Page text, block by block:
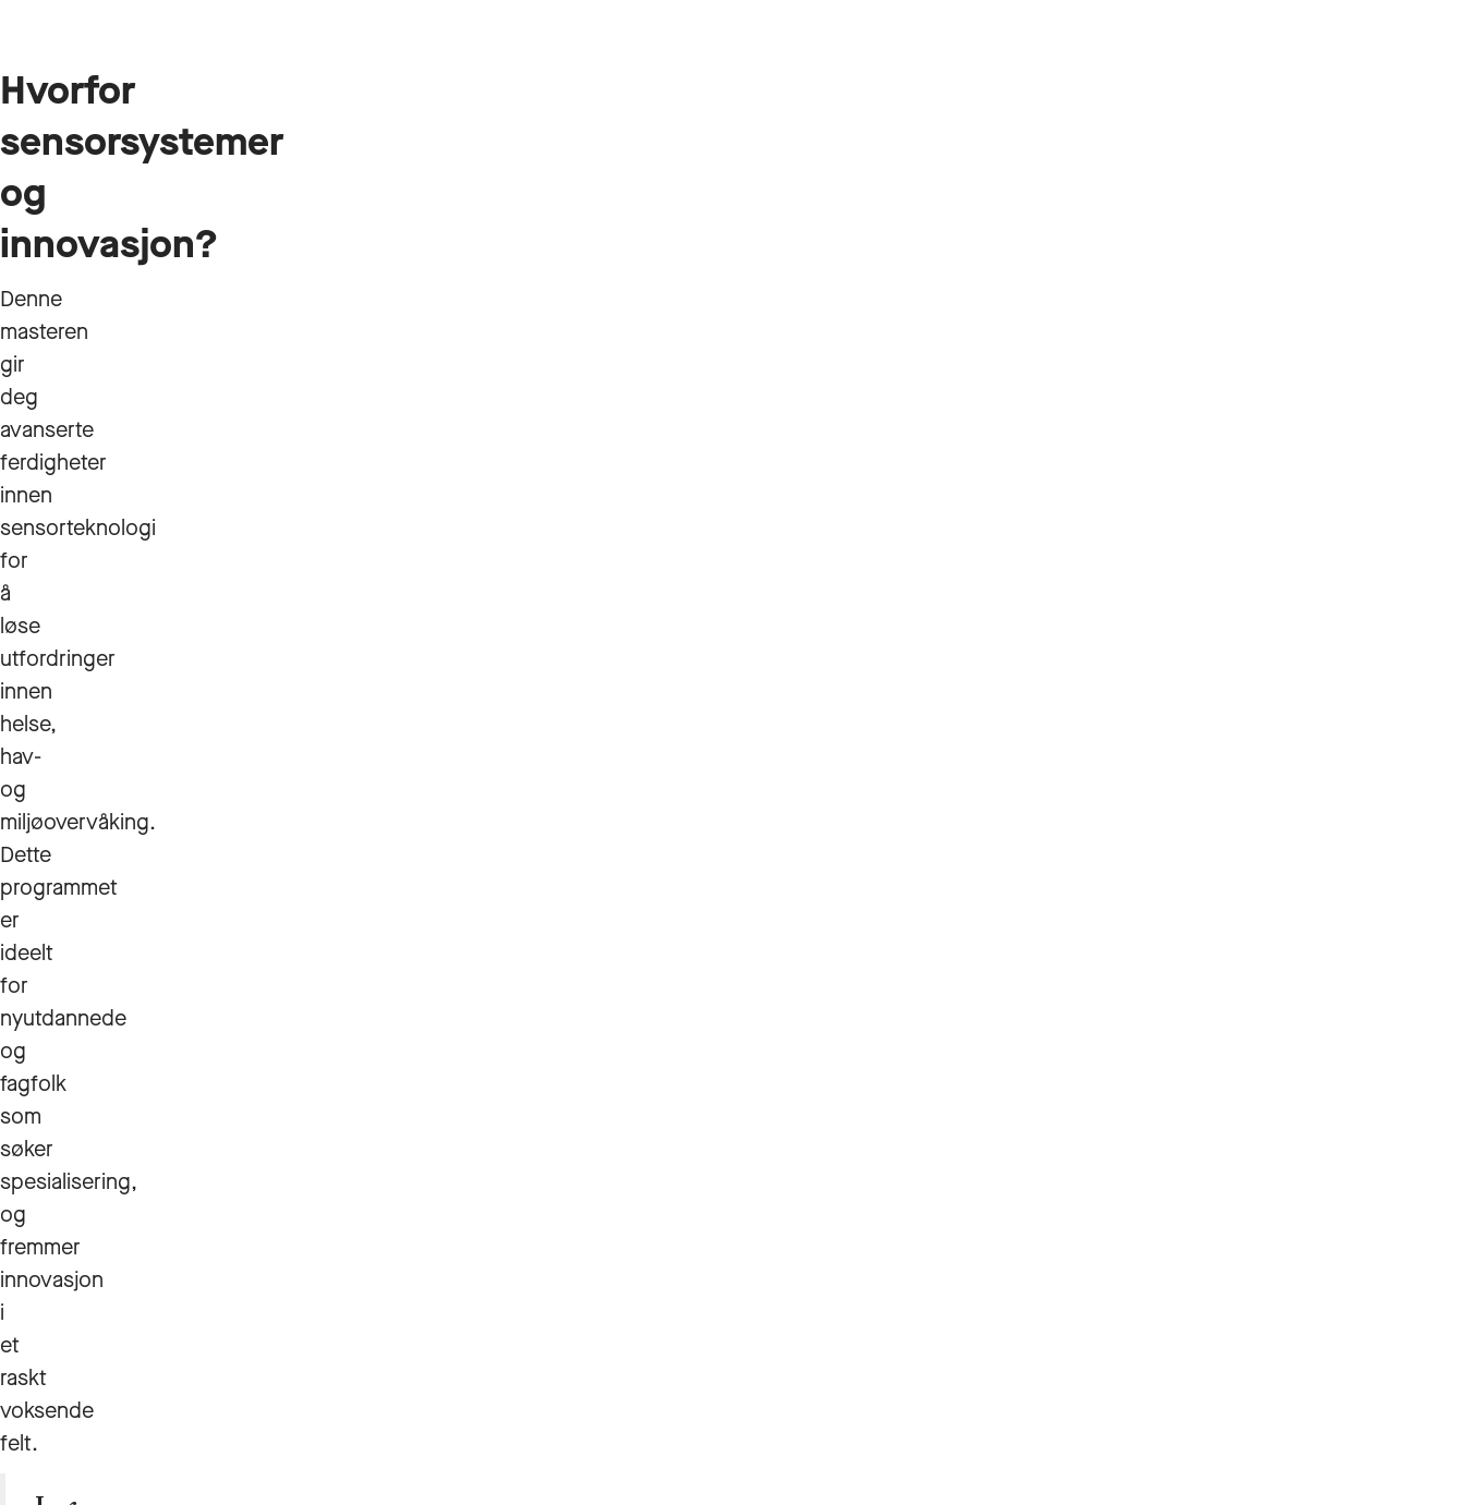
Hvorfor
sensorsystemer
og
innovasjon?
Denne
masteren
gir
deg
avanserte
ferdigheter
innen
sensorteknologi
for
å
løse
utfordringer
innen
helse,
hav-
og
miljøovervåking.
Dette
programmet
er
ideelt
for
nyutdannede
og
fagfolk
som
søker
spesialisering,
og
fremmer
innovasjon
i
et
raskt
voksende
felt.